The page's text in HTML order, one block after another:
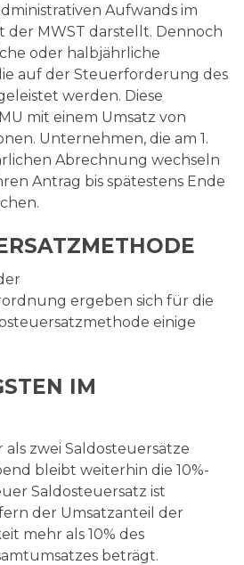
Aufwands im
der MWST darstellt. Dennoch
oder halbjährliche
auf der Steuerforderung des
werden. Diese
mit einem Umsatz von
Unternehmen, die am 1.
Abrechnung wechseln
Antrag bis spätestens Ende
ergeben sich für die
einige
IM
zwei Saldosteuersätze
bleibt weiterhin die 10%-
Saldosteuersatz ist
der Umsatzanteil der
mehr als 10% des
beträgt.